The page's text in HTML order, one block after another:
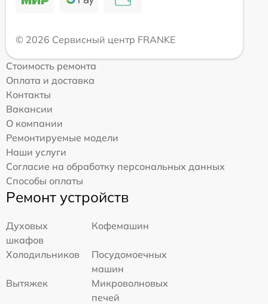
© 2026 Сервисный центр FRANKE
Стоимость ремонта
Оплата и доставка
Контакты
Вакансии
О компании
Ремонтируемые модели
Наши услуги
Согласие на обработку персональных данных
Способы оплаты
Ремонт устройств
Духовых
шкафов
Кофемашин
Холодильников
Посудомоечных
машин
Вытяжек
Микроволновых
печей